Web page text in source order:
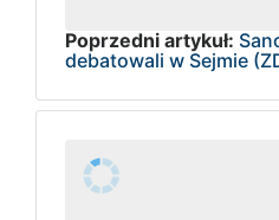
Poprzedni artykuł:
debatowali w Sejmie